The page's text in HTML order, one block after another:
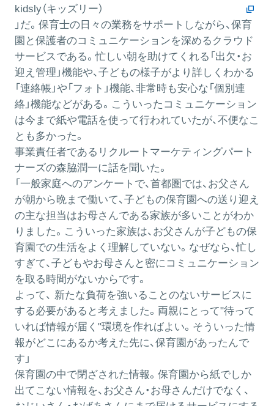
kidsly（キッズリー）
」だ。保育士の日々の業務をサポートしながら、保育
園と保護者のコミュニケーションを深めるクラウド
サービスである。忙しい朝を助けてくれる「出欠・お
迎え管理」機能や、子どもの様子がより詳しくわかる
「連絡帳」や「フォト」機能、非常時も安心な「個別連
絡」機能などがある。こういったコミュニケーション
は今まで紙や電話を使って行われていたが、不便なこ
とも多かった。
事業責任者であるリクルートマーケティングパート
ナーズの森脇潤一に話を聞いた。
「一般家庭へのアンケートで、首都圏では、お父さん
が朝から晩まで働いて、子どもの保育園への送り迎え
の主な担当はお母さんである家族が多いことがわか
りました。こういった家族は、お父さんが子どもの保
育園での生活をよく理解していない。なぜなら、忙し
すぎて、子どもやお母さんと密にコミュニケーション
を取る時間がないからです。
よって、 新たな負荷を強いることのないサービスに
する必要があると考えました。両親にとって"待って
いれば情報が届く"環境を作ればよい。そういった情
報がどこにあるか考えた先に、保育園があったんで
す」
保育園の中で閉ざされた情報。保育園から紙でしか
出てこない情報を、お父さん・お母さんだけでなく、